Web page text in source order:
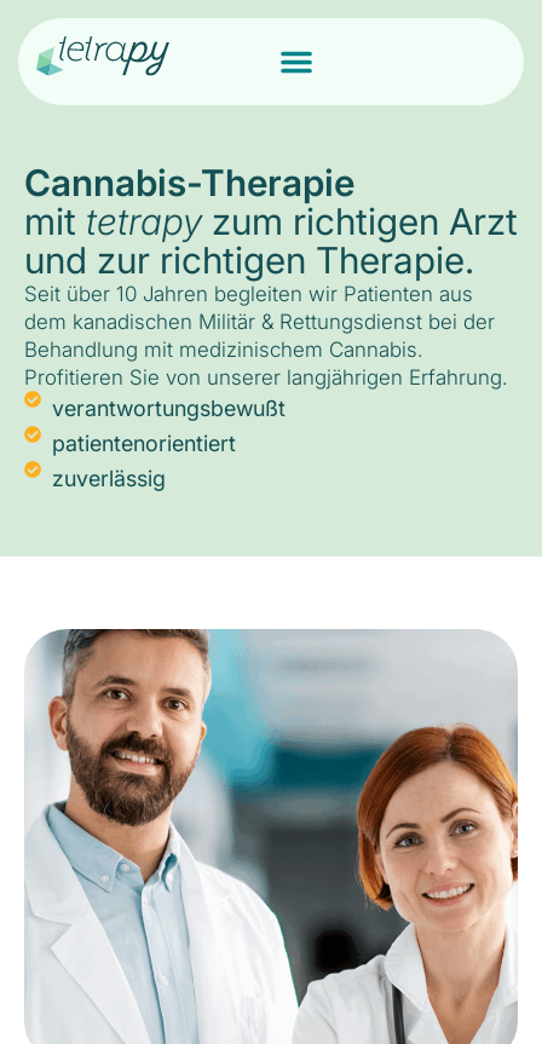
Cannabis-Therapie
mit tetrapyzum richtigen Arzt
und zur richtigen Therapie.
Seit über 10 Jahren begleiten wir Patienten aus
dem kanadischen Militär & Rettungsdienst bei der
Behandlung mit medizinischem Cannabis.
Profitieren Sie von unserer langjährigen Erfahrung.
verantwortungsbewußt
patientenorientiert
zuverlässig